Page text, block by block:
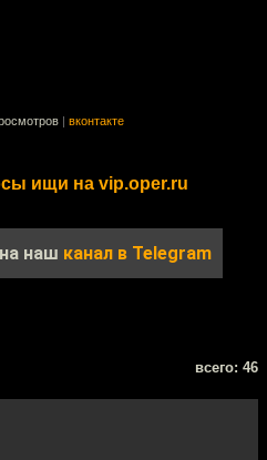
вконтакте
ищи на vip.oper.ru
наш канал в Telegram
всего: 46